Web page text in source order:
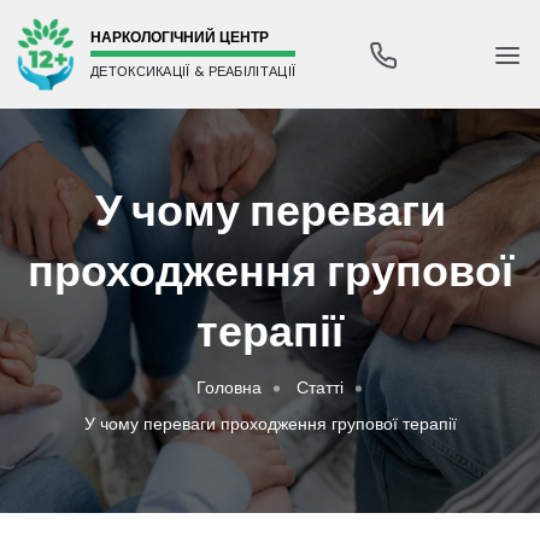
НАРКОЛОГІЧНИЙ ЦЕНТР
ДЕТОКСИКАЦІЇ & РЕАБІЛІТАЦІЇ
У чому переваги
проходження групової
терапії
Головна
Статті
У чому переваги проходження групової терапії